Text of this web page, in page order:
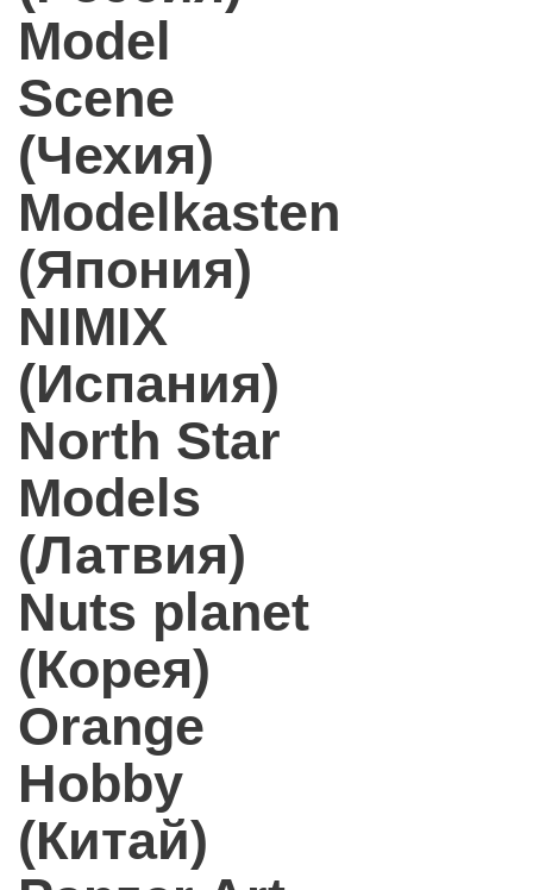
Model
Scene
(Чехия)
Modelkasten
(Япония)
NIMIX
(Испания)
North Star
Models
(Латвия)
Nuts planet
(Корея)
Orange
Hobby
(Китай)